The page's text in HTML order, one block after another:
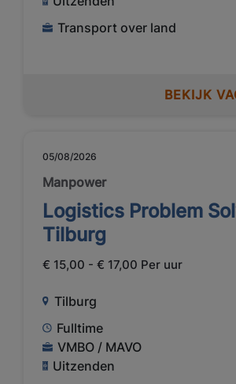
Transport over land
BEKIJK
05/08/2026
Manpower
Logistics Problem
Tilburg
€ 15,00 - € 17,00 Per uur
Tilburg
Fulltime
VMBO / MAVO
Uitzenden